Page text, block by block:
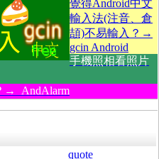
覺得Android中文
輸入法(注音、倉
頡)不易輸入？→
gcin Android
手機照相看照片
→ AndAlarm
quote